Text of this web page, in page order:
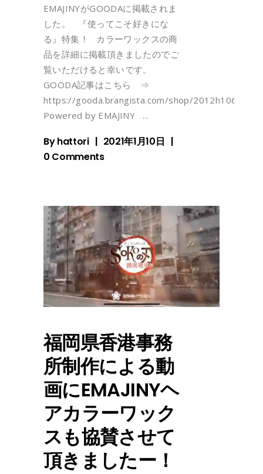
EMAJINYがGOODAに掲載されま
した。 『使ってこそ好きにな
る』特集！ カラーワックスの商
品を詳細に掲載頂きましたのでご
覧いただけると幸いです。
GOODA記事はこちら ⇒
https://gooda.brangista.com/shop/2012h1065/
Powered by EMAJINY
Byhattori
2021年1月10日
0 Comments
福岡県香港事務
所制作による動
画にEMAJINYヘ
アカラーワック
スも協賛させて
頂きましたー！